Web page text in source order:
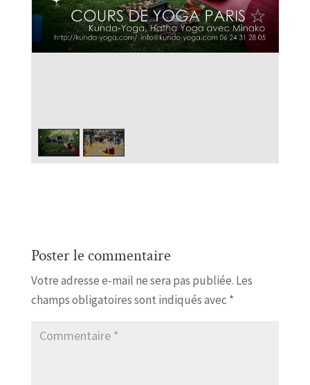
Poster le commentaire
Votre adresse e-mail ne sera pas publiée. Les
champs obligatoires sont indiqués avec *